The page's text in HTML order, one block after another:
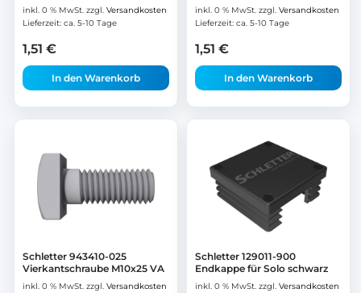
inkl. 0 % MwSt. zzgl. Versandkosten
Lieferzeit: ca. 5-10 Tage
1,51 €
In den Warenkorb
inkl. 0 % MwSt. zzgl. Versandkosten
Lieferzeit: ca. 5-10 Tage
1,51 €
In den Warenkorb
Schletter 943410-025
Vierkantschraube M10x25 VA
inkl. 0 % MwSt. zzgl. Versandkosten
Schletter 129011-900
Endkappe für Solo schwarz
inkl. 0 % MwSt. zzgl. Versandkosten